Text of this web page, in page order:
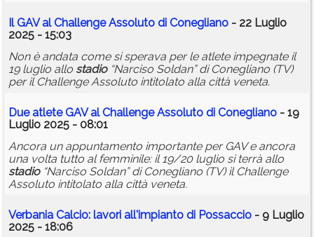
Il GAV al Challenge Assoluto di Conegliano - 22 Luglio
2025 - 15:03
Non è andata come si sperava per le atlete impegnate il
19 luglio allo stadio“Narciso Soldan” di Conegliano (TV)
per il Challenge Assoluto intitolato alla città veneta.
Due atlete GAV al Challenge Assoluto di Conegliano - 19
Luglio 2025 - 08:01
Ancora un appuntamento importante per GAV e ancora
una volta tutto al femminile: il 19/20 luglio si terrà allo
stadio“Narciso Soldan” di Conegliano (TV) il Challenge
Assoluto intitolato alla città veneta.
Verbania Calcio: lavori all'impianto di Possaccio - 9 Luglio
2025 - 18:06